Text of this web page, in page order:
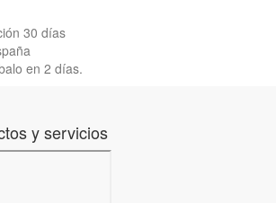
30 días
en 2 días.
y servicios